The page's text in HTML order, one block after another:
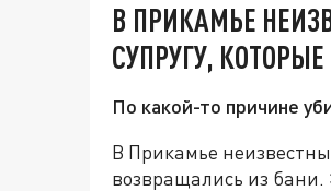
В ПРИКАМЬЕ
СУПРУГУ,
По какой-то причине
В Прикамье
возвращались из бани.